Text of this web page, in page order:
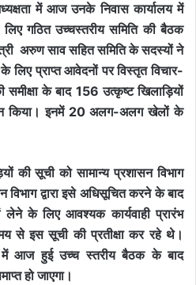
में आज उनके निवास कार्यालय में
गठित उच्चस्तरीय समिति की बैठक
अरुण साव सहित समिति के सदस्यों ने
प्राप्त आवेदनों पर विस्तृत विचार-
के बाद 156 उत्कृष्ट खिलाड़ियों
किया। इनमें 20 अलग-अलग खेलों के
की सूची को सामान्य प्रशासन विभाग
विभाग द्वारा इसे अधिसूचित करने के बाद
के लिए आवश्यक कार्यवाही प्रारंभ
से इस सूची की प्रतीक्षा कर रहे थे।
में आज हुई उच्च स्तरीय बैठक के बाद
हो जाएगा।